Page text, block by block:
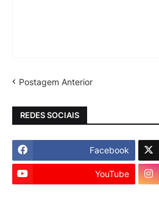
Postagem Anterior
REDES SOCIAIS
Facebook
YouTube